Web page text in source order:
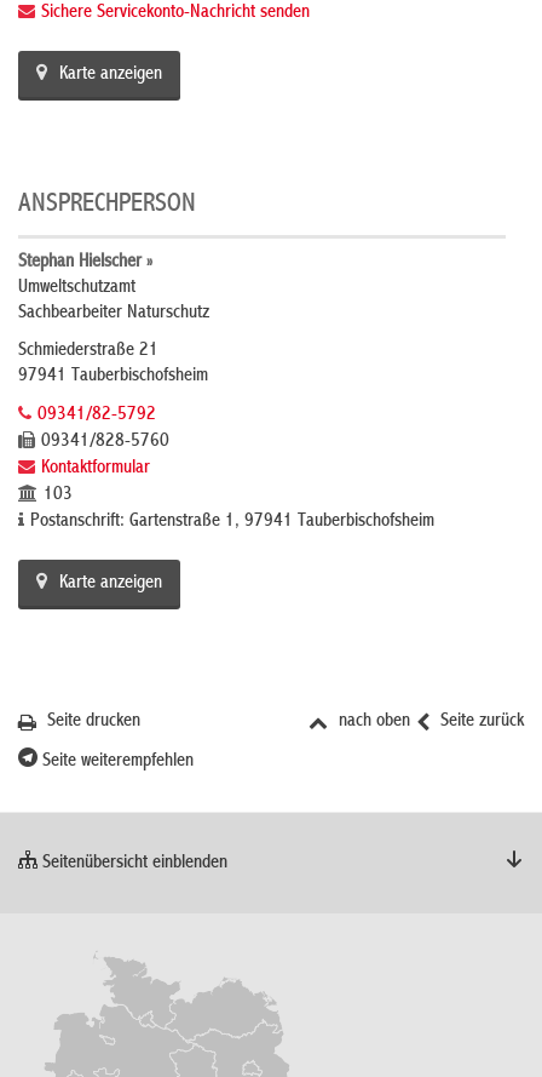
Sichere Servicekonto-Nachricht senden
Karte anzeigen
ANSPRECHPERSON
Stephan Hielscher »
Umweltschutzamt
Sachbearbeiter Naturschutz
Schmiederstraße 21
97941 Tauberbischofsheim
09341/82-5792
09341/828-5760
Kontaktformular
103
Postanschrift: Gartenstraße 1, 97941 Tauberbischofsheim
Karte anzeigen
Seite zurück
nach oben
Seite drucken
Seite weiterempfehlen
Seitenübersicht einblenden